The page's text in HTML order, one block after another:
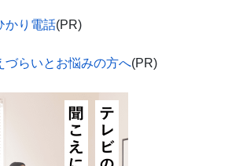
かり電話(PR)
づらいとお悩みの方へ(PR)